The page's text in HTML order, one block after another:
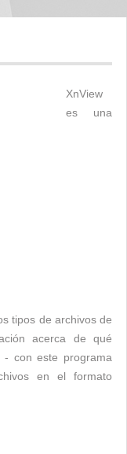
XnView
es una
tipos de archivos de
acerca de qué
- con este programa
en el formato